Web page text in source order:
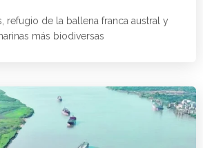
refugio de la ballena franca austral y
más biodiversas